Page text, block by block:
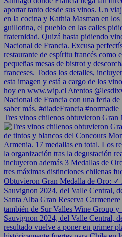
Tres vinos chilenos obtuvieron Gran